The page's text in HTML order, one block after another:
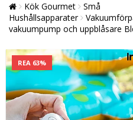
Kök Gourmet
Små
Hushållsapparater
vakuumpump och uppblåsare
REA 63%